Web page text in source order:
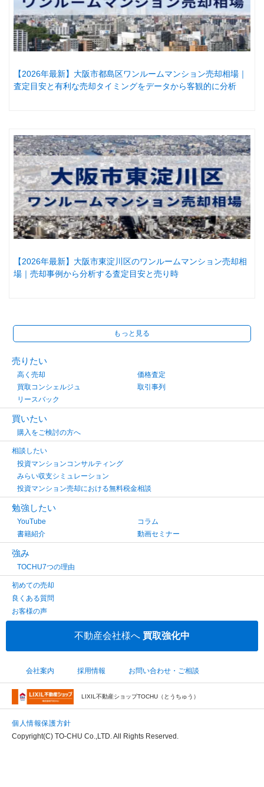
【2026年最新】大阪市都島区ワンルームマンション売却相場｜
査定目安と有利な売却タイミングをデータから客観的に分析
【2026年最新】大阪市東淀川区のワンルームマンション売却相
場｜売却事例から分析する査定目安と売り時
もっと見る
売りたい
高く売却
価格査定
買取コンシェルジュ
取引事列
リースバック
買いたい
購入をご検討の方へ
相談したい
投資マンションコンサルティング
みらい収支シミュレーション
投資マンション売却における無料税金相談
勉強したい
YouTube
コラム
書籍紹介
動画セミナー
強み
TOCHU7つの理由
初めての売却
良くある質問
お客様の声
不動産会社様へ 買取強化中
会社案内 採用情報 お問い合わせ・ご相談
LIXIL不動産ショップTOCHU（とうちゅう）
個人情報保護方針
Copyright(C) TO-CHU Co.,LTD. All Rights Reserved.